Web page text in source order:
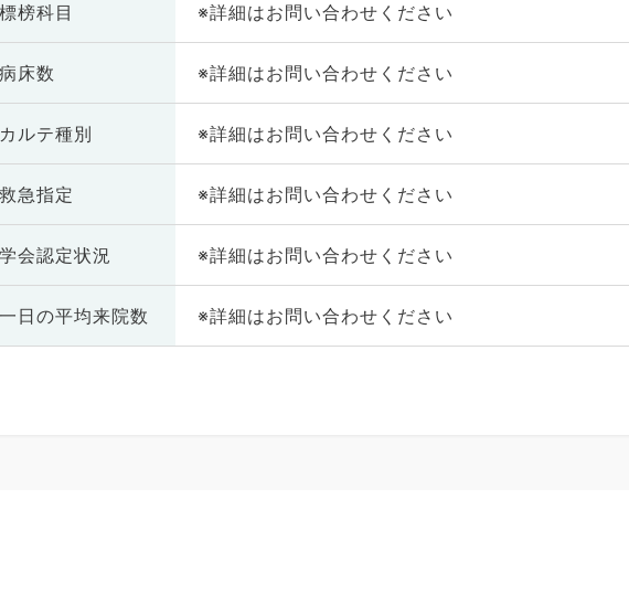
標榜科目 ※詳細はお問い合わせください
病床数 ※詳細はお問い合わせください
カルテ種別 ※詳細はお問い合わせください
救急指定 ※詳細はお問い合わせください
学会認定状況 ※詳細はお問い合わせください
一日の平均来院数 ※詳細はお問い合わせください